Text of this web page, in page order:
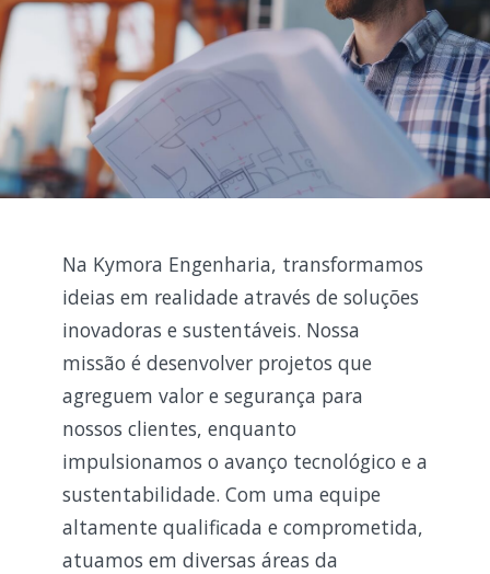
Na Kymora Engenharia, transformamos
ideias em realidade através de soluções
inovadoras e sustentáveis. Nossa
missão é desenvolver projetos que
agreguem valor e segurança para
nossos clientes, enquanto
impulsionamos o avanço tecnológico e a
sustentabilidade. Com uma equipe
altamente qualificada e comprometida,
atuamos em diversas áreas da